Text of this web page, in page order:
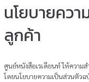
นโยบายคว
ลูกค้า
ศูนย์หนังสือเรเดียนท์ ให้ควา
โดยนโยบายความเป็นส่วนตัว